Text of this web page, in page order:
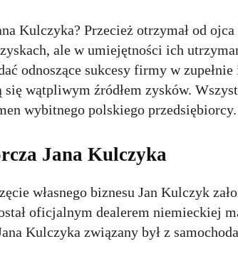
Kulczyka? Przecież otrzymał od
ale w umiejętności ich
odnoszące sukcesy firmy w
wątpliwym źródłem zysków.
wybitnego polskiego przedsiębiorcy.
Jana Kulczyka
własnego biznesu Jan Kulczyk
oficjalnym dealerem niemieckiej
Kulczyka związany był z